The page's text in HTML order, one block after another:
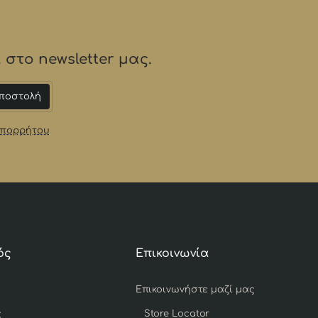
στο newsletter μας.
Επικοινωνία
Επικοινωνήστε μαζί μας
Store Locator